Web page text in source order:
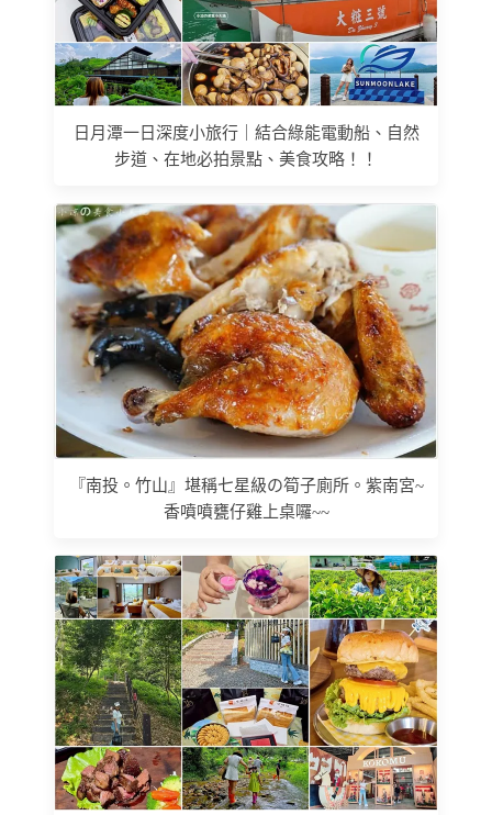
日月潭一日深度小旅行｜結合綠能電動船、自然
步道、在地必拍景點、美食攻略！！
『南投。竹山』堪稱七星級の筍子廁所。紫南宮~
香噴噴甕仔雞上桌囉~~